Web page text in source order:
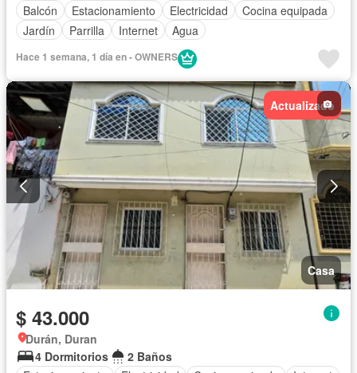
Balcón
Estacionamiento Electricidad
Cocina equipada
Jardín
Parrilla Internet Agua
Hace 1 semana, 1 día en - OWNERS
Actualizado
Casa
$ 43.000
Durán, Duran
4 Dormitorios
2 Baños